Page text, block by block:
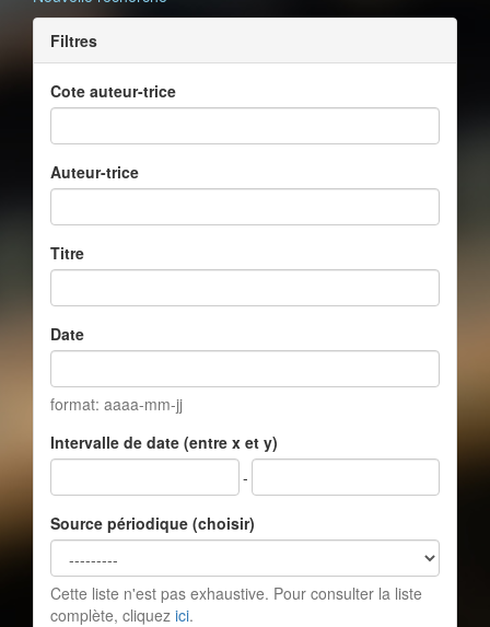
Filtres
Cote auteur-trice
Auteur-trice
Titre
Date
format: aaaa-mm-jj
Intervalle de date (entre x et y)
-
Source périodique (choisir)
Cette liste n'est pas exhaustive. Pour consulter la liste
complète, cliquez ici.